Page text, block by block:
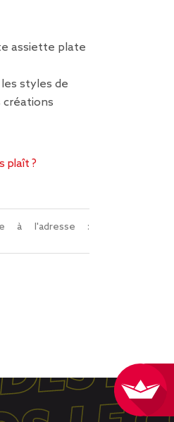
assiette plate
styles de
plaît ?
à l'adresse :